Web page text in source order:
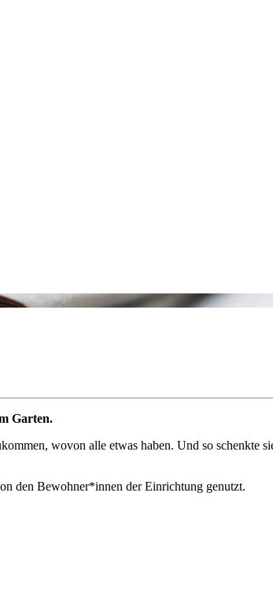
Garten.
wovon alle etwas haben. Und so schenkte
den Bewohner*innen der Einrichtung genutzt.